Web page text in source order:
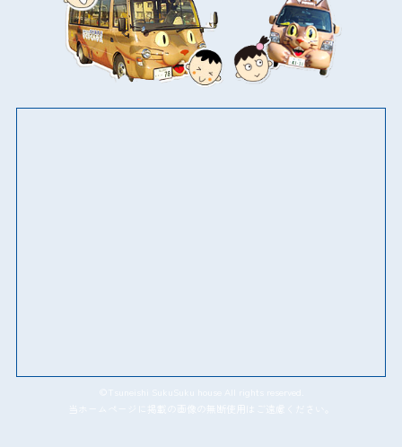
©Tsuneishi SukuSuku house All rights reserved.
当ホームページに掲載の画像の無断使用はご遠慮ください。